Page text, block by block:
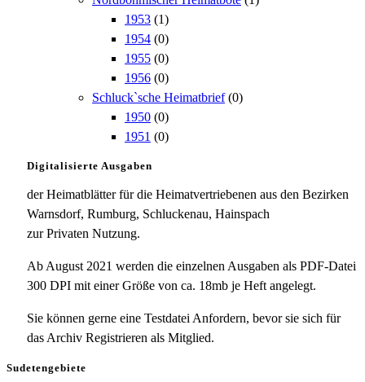
1953 (1)
1954 (0)
1955 (0)
1956 (0)
Schluck`sche Heimatbrief (0)
1950 (0)
1951 (0)
Digitalisierte Ausgaben
der Heimatblätter für die Heimatvertriebenen aus den Bezirken
Warnsdorf, Rumburg, Schluckenau, Hainspach
zur Privaten Nutzung.
Ab August 2021 werden die einzelnen Ausgaben als PDF-Datei
300 DPI mit einer Größe von ca. 18mb je Heft angelegt.
Sie können gerne eine Testdatei Anfordern, bevor sie sich für
das Archiv Registrieren als Mitglied.
Sudetengebiete